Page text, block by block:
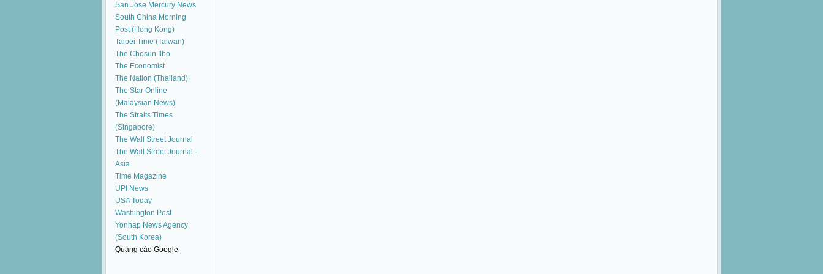
San Jose Mercury News
South China Morning
Post (Hong Kong)
Taipei Time (Taiwan)
The Chosun Ilbo
The Economist
The Nation (Thailand)
The Star Online
(Malaysian News)
The Straits Times
(Singapore)
The Wall Street Journal
The Wall Street Journal -
Asia
Time Magazine
UPI News
USA Today
Washington Post
Yonhap News Agency
(South Korea)
Quảng cáo Google